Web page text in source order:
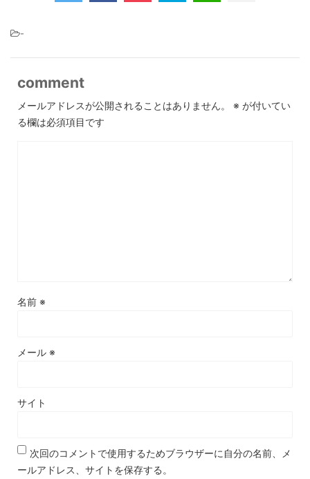
-
comment
メールアドレスが公開されることはありません。 ※ が付いてい
る欄は必須項目です
名前 ※
メール ※
サイト
次回のコメントで使用するためブラウザーに自分の名前、メ
ールアドレス、サイトを保存する。